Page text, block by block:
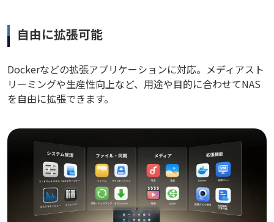
自由に拡張可能
Dockerなどの拡張アプリケーションに対応。メディアスト
リーミングや生産性向上など、用途や目的に合わせてNAS
を自由に拡張できます。